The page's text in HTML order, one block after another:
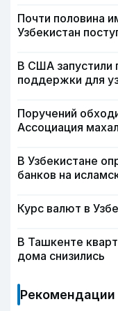
Почти половина
Узбекистан
В США запустили
поддержки для
Поручений
Ассоциация
В Узбекистане
банков на
Курс валют в
В Ташкенте
дома снизились
Рекомендации